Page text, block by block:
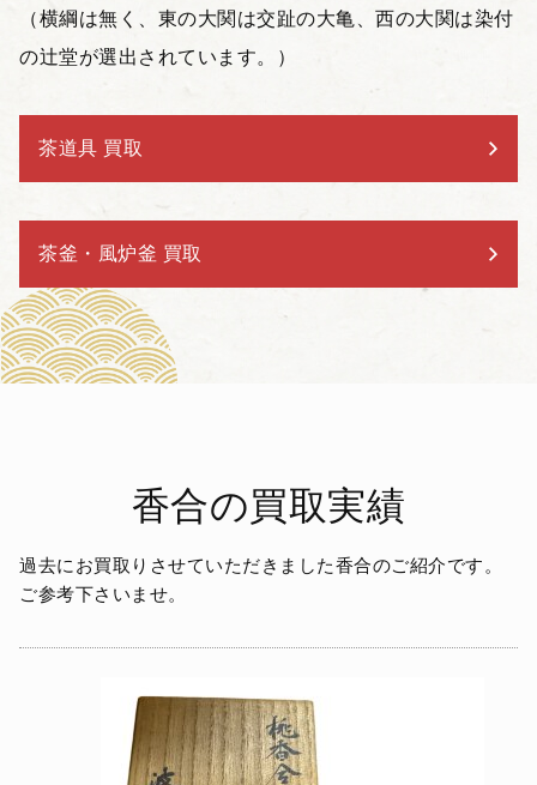
（横綱は無く、東の大関は交趾の大亀、西の大関は染付
の辻堂が選出されています。）
茶道具 買取
茶釜・風炉釜 買取
香合の買取実績
過去にお買取りさせていただきました香合のご紹介です。
ご参考下さいませ。